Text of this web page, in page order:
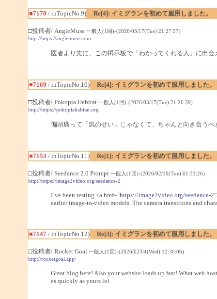
■7170 / inTopicNo.9) Re[4]: イミグランを初めて服用しました。
□投稿者/ AngleMuse 一般人(1回)-(2026/03/17(Tue) 21:27:57)
http://https://anglemuse.com
医者より先に、この掲示板で「わかってくれる人」に出
■7169 / inTopicNo.10) Re[4]: イミグランを初めて服用しました。
□投稿者/ Pokopia Habitat 一般人(1回)-(2026/03/17(Tue) 21:26:39)
http://https://pokopiahabitat.org
偏頭痛って「気のせい」じゃなくて、ちゃんと向き合う
■7153 / inTopicNo.11) Re[1]: イミグランを初めて服用しました。
□投稿者/ Seedance 2.0 Prompt 一般人(1回)-(2026/02/10(Tue) 01:33:26)
http://https://image2video.org/seedance-2
I’ve been testing <a href="https://image2video.org/seedance-
earlier image-to-video models. The camera transitions and
■7147/ inTopicNo.12) Re[3]: イミグランを初めて服用しました。
□投稿者/ Rocket Goal 一般人(1回)-(2026/02/04(Wed) 12:30:06)
http://rocketgoal.app/
Great blog here! Also your website loads up fast! What web
as quickly as yours lol